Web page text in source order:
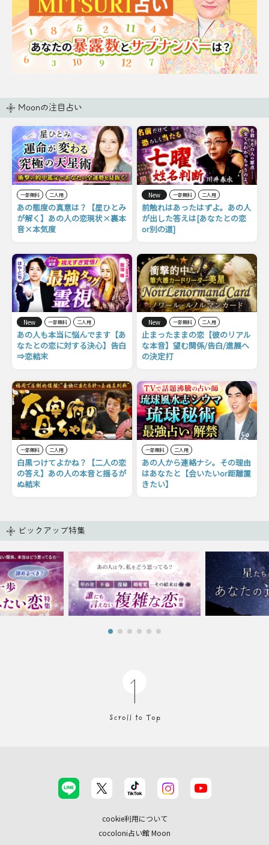
Moonの注目占い
一部無料 二人用
あの態度の真意は？【星ひとみ
が解く】あの人の恋現状×裏本
音×本気度
New 一部無料 二人用
前触れはあったはずよ。あの人
が出した答えは[あなたとの恋
or別の道]
New 一部無料 二人用
あの人も本当に悩んでます【あ
なたとの恋に対する決心】告白
⇒恋結末
New 一部無料 二人用
止まったままの恋【彼のリアル
な本音】望む関係/告白/進展へ
の決定打
一部無料 二人用
白黒つけてよかね？【二人の恋
の答え】あの人の本音と揺るが
ぬ結末
一部無料 二人用
あの人から連絡ナシ。その理由
はあなたと【会いたいor距離置
きたい】
ピックアップ特集
cookie利用について
cocoloni占い館 Moon